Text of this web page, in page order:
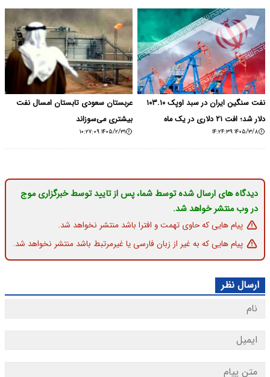
نفت سنگین ایران در سبد اوپک ۱۰۳.۱۰
دلار شد؛ افت ۲۱ دلاری در یک ماه
۱۴۰۵/۳/۸ ۱۴:۲۴:۳۹
عربستان سعودی تابستان امسال نفت
بیشتری می‌سوزاند
۱۴۰۵/۲/۳۱ ۱۰:۲۷:۰۹
دیدگاه های ارسال شده توسط شما، پس از تایید توسط خبرگزاری موج
در وب منتشر خواهد شد.
پیام هایی که حاوی تهمت و افترا باشد منتشر نخواهد شد.
پیام هایی که به غیر از زبان فارسی یا غیرمرتبط باشد منتشر نخواهد شد.
ارسال نظر